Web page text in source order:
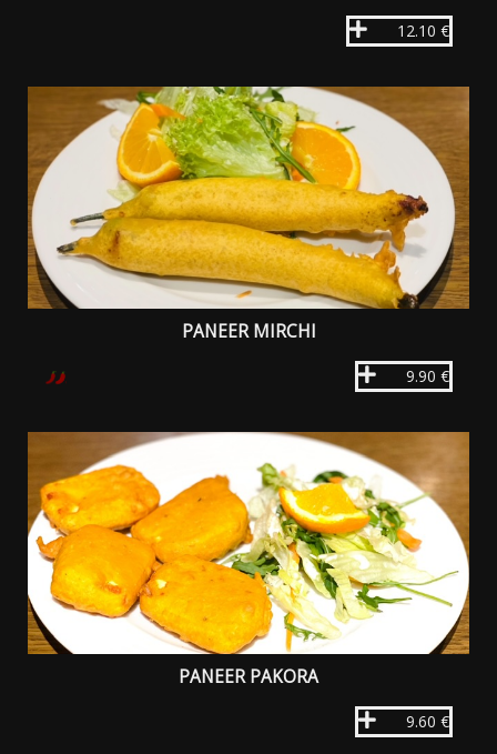
12.10 €
PANEER MIRCHI
9.90 €
PANEER PAKORA
9.60 €